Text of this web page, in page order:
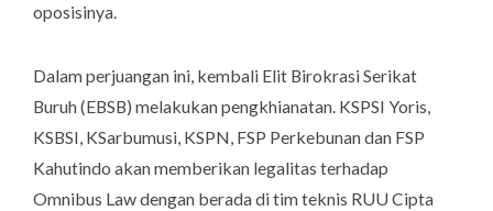
oposisinya.
Dalam perjuangan ini, kembali Elit Birokrasi Serikat
Buruh (EBSB) melakukan pengkhianatan. KSPSI Yoris,
KSBSI, KSarbumusi, KSPN, FSP Perkebunan dan FSP
Kahutindo akan memberikan legalitas terhadap
Omnibus Law dengan berada di tim teknis RUU Cipta